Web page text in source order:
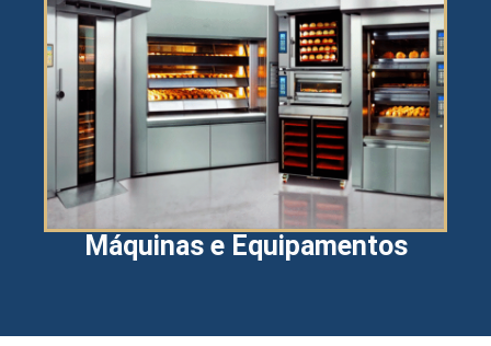
Máquinas e Equipamentos